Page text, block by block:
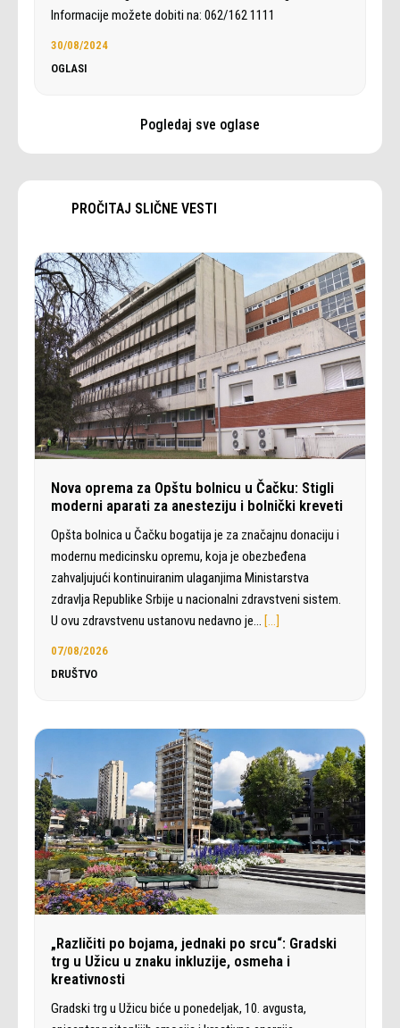
Informacije možete dobiti na: 062/162 1111
30/08/2024
OGLASI
Pogledaj sve oglase
PROČITAJ SLIČNE VESTI
Nova oprema za Opštu bolnicu u Čačku: Stigli
moderni aparati za anesteziju i bolnički kreveti
Opšta bolnica u Čačku bogatija je za značajnu donaciju i
modernu medicinsku opremu, koja je obezbeđena
zahvaljujući kontinuiranim ulaganjima Ministarstva
zdravlja Republike Srbije u nacionalni zdravstveni sistem.
U ovu zdravstvenu ustanovu nedavno je… […]
07/08/2026
DRUŠTVO
„Različiti po bojama, jednaki po srcu“: Gradski
trg u Užicu u znaku inkluzije, osmeha i
kreativnosti
Gradski trg u Užicu biće u ponedeljak, 10. avgusta,